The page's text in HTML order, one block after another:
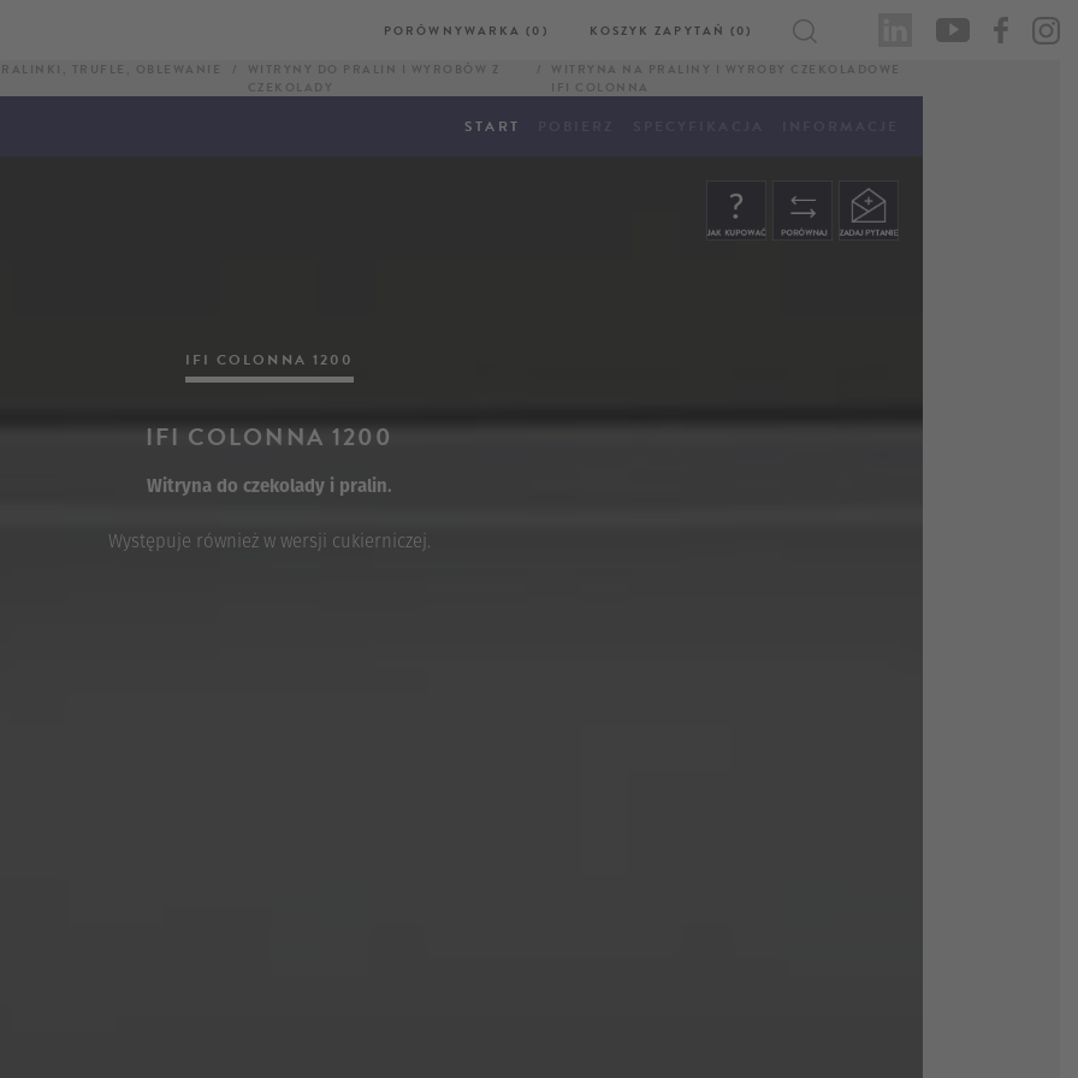
PORÓWNYWARKA (0) KOSZYK ZAPYTAŃ (0)
TRUFLE, OBLEWANIE
WITRYNY DO PRALIN I WYROBÓW Z
CZEKOLADY
WITRYNA NA PRALINY I WYROBY CZEKOLADOWE
IFI COLONNA
START
IFI COLONNA 1200
IFI COLONNA 1200
Witryna do czekolady i pralin.
Występuje również w wersji cukierniczej.